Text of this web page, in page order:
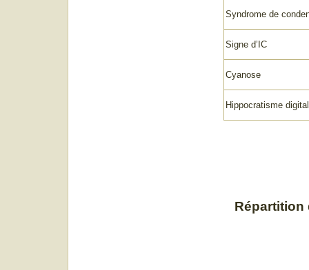
Syndrome de
Signe d’IC
Cyanose
Hippocratisme digital
Répartition